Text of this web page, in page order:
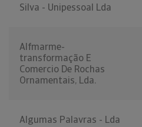
Silva - Unipessoal Lda
Alfmarme-
transformação E
Comercio De Rochas
Ornamentais, Lda.
Algumas Palavras - Lda